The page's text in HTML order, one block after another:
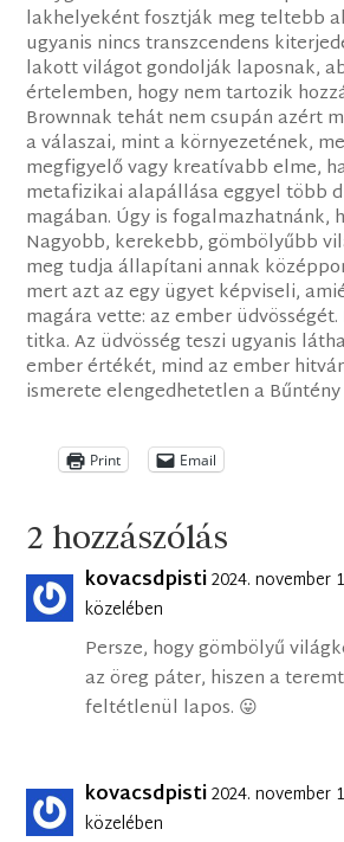
lakhelyeként fosztják meg teltebb
ugyanis nincs transzcendens
lakott világot gondolják laposnak,
értelemben, hogy nem tartozik
Brownnak tehát nem csupán azért
a válaszai, mint a környezetének,
megfigyelő vagy kreatívabb elme,
metafizikai alapállása eggyel több
magában. Úgy is fogalmazhatnánk,
Nagyobb, kerekebb, gömbölyűbb
meg tudja állapítani annak
mert azt az egy ügyet képviseli,
magára vette: az ember
titka. Az üdvösség teszi ugyanis
ember értékét, mind az ember
ismerete elengedhetetlen a
Print Email
2 hozzászólás
kovacsdpisti2024. november
közelében
Persze, hogy gömbölyű
az öreg páter, hiszen a
feltétlenül lapos. 😛
kovacsdpisti2024. november
közelében